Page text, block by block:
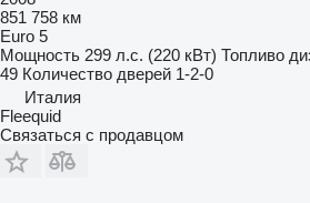
851 758 км
Euro 5
Мощность 299 л.с. (220 кВт) Топливо
49 Количество дверей 1-2-0
Италия
Fleequid
Связаться с продавцом